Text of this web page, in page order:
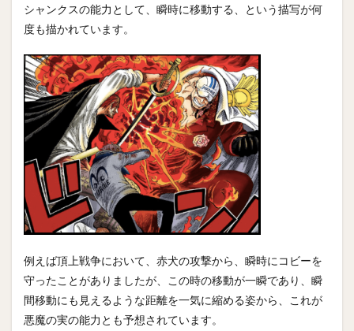
シャンクスの能力として、瞬時に移動する、という描写が何
度も描かれています。
例えば頂上戦争において、赤犬の攻撃から、瞬時にコビーを
守ったことがありましたが、この時の移動が一瞬であり、瞬
間移動にも見えるような距離を一気に縮める姿から、これが
悪魔の実の能力とも予想されています。